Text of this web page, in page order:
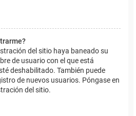
del sitio haya baneado su
de usuario con el que está
deshabilitado. También puede
de nuevos usuarios. Póngase en
del sitio.